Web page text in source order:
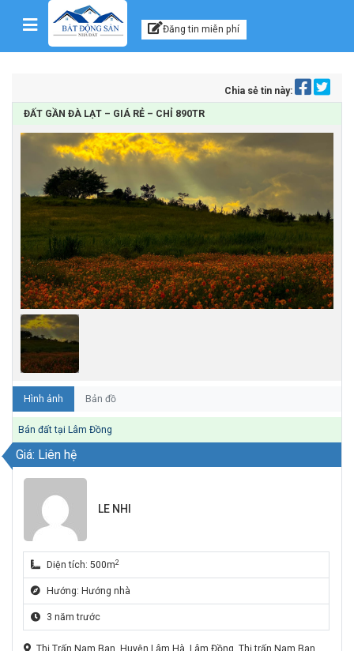
Skip to content Kênh thông tin, tư vấn
Đăng tin miễn phí
Chia sẻ tin này:
ĐẤT GẦN ĐÀ LẠT – GIÁ RẺ – CHỈ 890TR
Hình ảnh Bản đồ
Bán đất tại Lâm Đồng
Giá: Liên hệ
LE NHI
Diện tích: 500m2
Hướng: Hướng nhà
3 năm trước